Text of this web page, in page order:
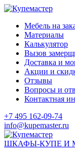
Мебель на
Материалы
Калькулятор
Вызов
Доставка и
Акции и
Отзывы
Вопросы и
Контактная
+7 495 162-09-74
info@kupemaster.ru
ШКАФЫ-КУПЕ И